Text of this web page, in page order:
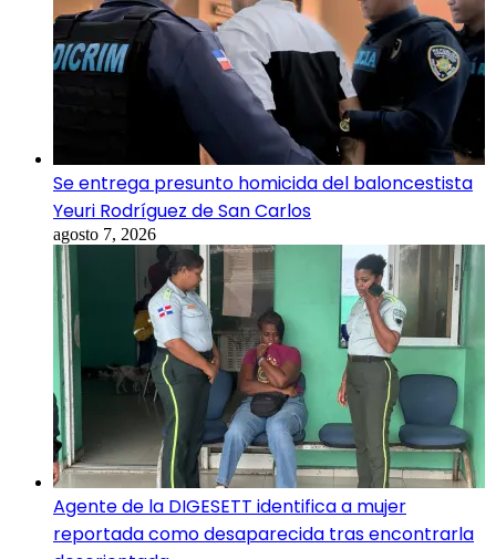
Se entrega presunto homicida del baloncestista
Yeuri Rodríguez de San Carlos
agosto 7, 2026
Agente de la DIGESETT identifica a mujer
reportada como desaparecida tras encontrarla